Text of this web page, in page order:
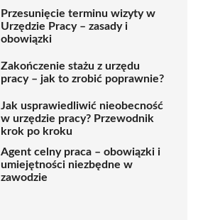
Przesunięcie terminu wizyty w
Urzędzie Pracy – zasady i
obowiązki
Zakończenie stażu z urzędu
pracy – jak to zrobić poprawnie?
Jak usprawiedliwić nieobecność
w urzędzie pracy? Przewodnik
krok po kroku
Agent celny praca – obowiązki i
umiejętności niezbędne w
zawodzie